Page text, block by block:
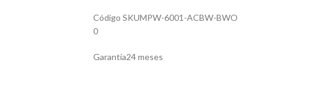
Código SKUMPW-6001-ACBW-BWO
0
Garantía24 meses